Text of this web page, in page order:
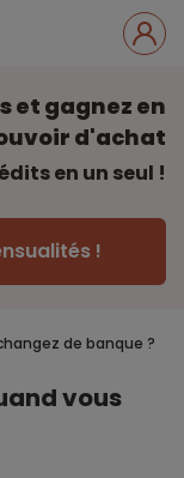
et gagnez en
d'achat
en un seul !
!
de banque ?
vous